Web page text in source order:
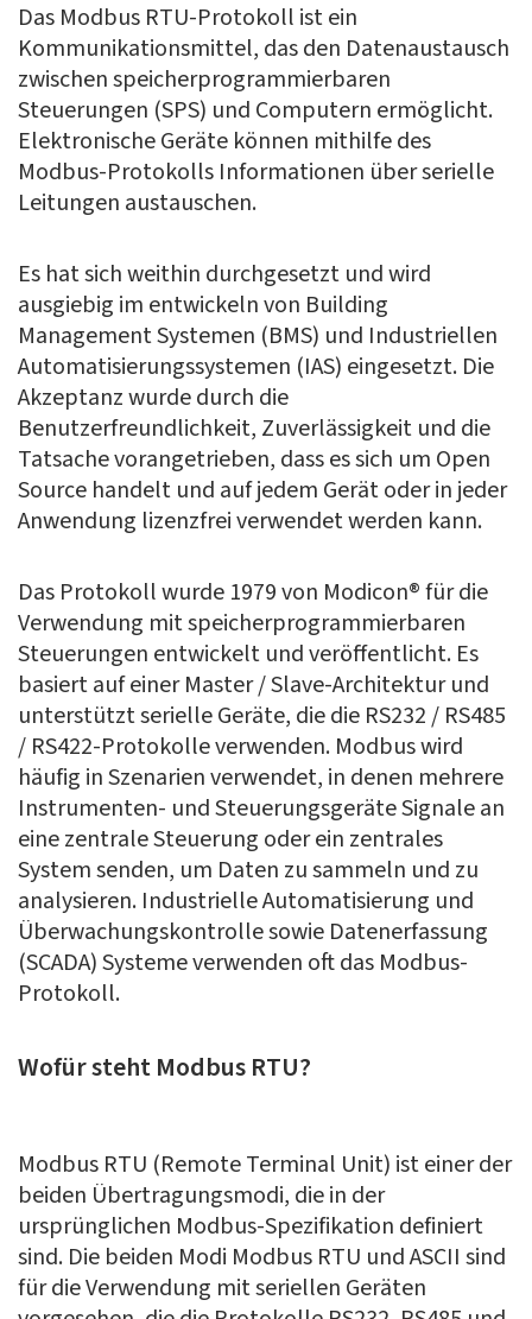
Das Modbus RTU-Protokoll ist ein
Kommunikationsmittel, das den Datenaustausch
zwischen speicherprogrammierbaren
Steuerungen (SPS) und Computern ermöglicht.
Elektronische Geräte können mithilfe des
Modbus-Protokolls Informationen über serielle
Leitungen austauschen.
Es hat sich weithin durchgesetzt und wird
ausgiebig im entwickeln von Building
Management Systemen (BMS) und Industriellen
Automatisierungssystemen (IAS) eingesetzt. Die
Akzeptanz wurde durch die
Benutzerfreundlichkeit, Zuverlässigkeit und die
Tatsache vorangetrieben, dass es sich um Open
Source handelt und auf jedem Gerät oder in jeder
Anwendung lizenzfrei verwendet werden kann.
Das Protokoll wurde 1979 von Modicon® für die
Verwendung mit speicherprogrammierbaren
Steuerungen entwickelt und veröffentlicht. Es
basiert auf einer Master / Slave-Architektur und
unterstützt serielle Geräte, die die RS232 / RS485
/ RS422-Protokolle verwenden. Modbus wird
häufig in Szenarien verwendet, in denen mehrere
Instrumenten- und Steuerungsgeräte Signale an
eine zentrale Steuerung oder ein zentrales
System senden, um Daten zu sammeln und zu
analysieren. Industrielle Automatisierung und
Überwachungskontrolle sowie Datenerfassung
(SCADA) Systeme verwenden oft das Modbus-
Protokoll.
Wofür steht Modbus RTU?
Modbus RTU (Remote Terminal Unit) ist einer der
beiden Übertragungsmodi, die in der
ursprünglichen Modbus-Spezifikation definiert
sind. Die beiden Modi Modbus RTU und ASCII sind
für die Verwendung mit seriellen Geräten